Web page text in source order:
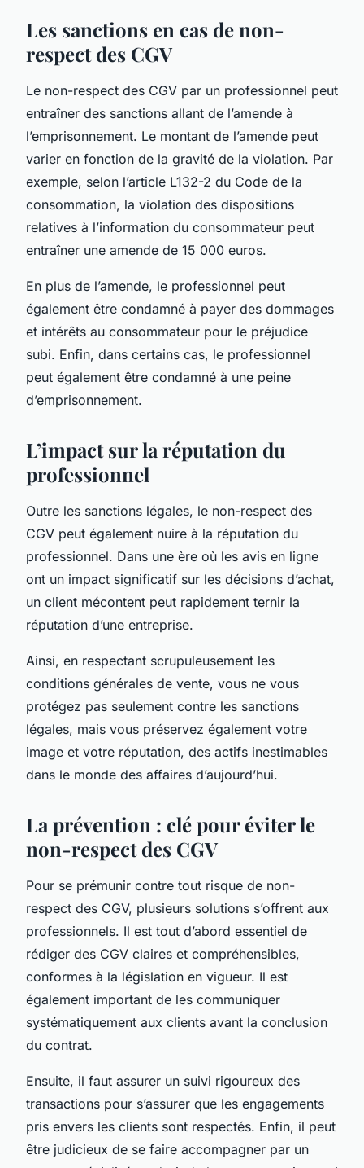
Les sanctions en cas de non-
respect des CGV
Le non-respect des CGV par un professionnel peut
entraîner des sanctions allant de l’amende à
l’emprisonnement. Le montant de l’amende peut
varier en fonction de la gravité de la violation. Par
exemple, selon l’article L132-2 du Code de la
consommation, la violation des dispositions
relatives à l’information du consommateur peut
entraîner une amende de 15 000 euros.
En plus de l’amende, le professionnel peut
également être condamné à payer des dommages
et intérêts au consommateur pour le préjudice
subi. Enfin, dans certains cas, le professionnel
peut également être condamné à une peine
d’emprisonnement.
L’impact sur la réputation du
professionnel
Outre les sanctions légales, le non-respect des
CGV peut également nuire à la réputation du
professionnel. Dans une ère où les avis en ligne
ont un impact significatif sur les décisions d’achat,
un client mécontent peut rapidement ternir la
réputation d’une entreprise.
Ainsi, en respectant scrupuleusement les
conditions générales de vente, vous ne vous
protégez pas seulement contre les sanctions
légales, mais vous préservez également votre
image et votre réputation, des actifs inestimables
dans le monde des affaires d’aujourd’hui.
La prévention : clé pour éviter le
non-respect des CGV
Pour se prémunir contre tout risque de non-
respect des CGV, plusieurs solutions s’offrent aux
professionnels. Il est tout d’abord essentiel de
rédiger des CGV claires et compréhensibles,
conformes à la législation en vigueur. Il est
également important de les communiquer
systématiquement aux clients avant la conclusion
du contrat.
Ensuite, il faut assurer un suivi rigoureux des
transactions pour s’assurer que les engagements
pris envers les clients sont respectés. Enfin, il peut
être judicieux de se faire accompagner par un